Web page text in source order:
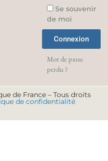
Se souvenir
de moi
Connexion
Mot de passe
perdu ?
de France – Tous droits
de confidentialité